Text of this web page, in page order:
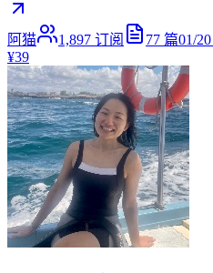
阿猫 1,897 订阅 77 篇01/20
¥39